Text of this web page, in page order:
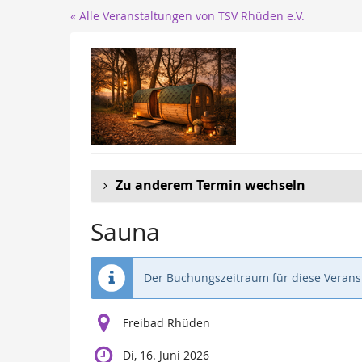
« Alle Veranstaltungen von TSV Rhüden e.V.
Zu anderem Termin wechseln
Sauna
Der Buchungszeitraum für diese
Freibad Rhüden
Di, 16. Juni 2026